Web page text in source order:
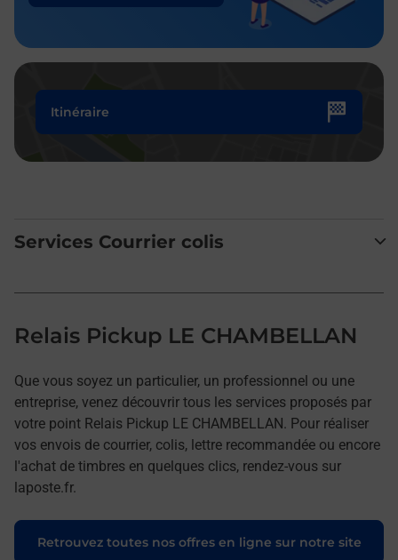
Itinéraire
Services Courrier colis
Relais Pickup LE CHAMBELLAN
Que vous soyez un particulier, un professionnel ou une
entreprise, venez découvrir tous les services proposés par
votre point Relais Pickup LE CHAMBELLAN. Pour réaliser
vos envois de courrier, colis, lettre recommandée ou encore
l'achat de timbres en quelques clics, rendez-vous sur
laposte.fr.
Retrouvez toutes nos offres en ligne sur notre site